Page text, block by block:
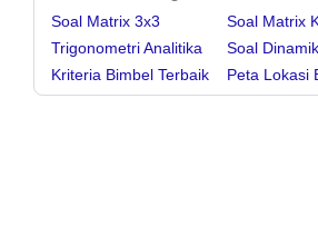
Soal Matrix 3x3
Trigonometri Analitika
Kriteria Bimbel Terbaik
Soal Matrix
Soal
Peta Lokasi